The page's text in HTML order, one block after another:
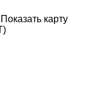
Показать карту